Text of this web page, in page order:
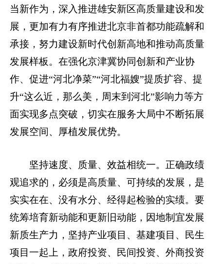
当新作为，深入推进雄安新区高质量建设和发
展，更加有力有序推进北京非首都功能疏解和
承接，努力建设新时代创新高地和推动高质量
发展样板。在强化京津冀协同创新和产业协
作、促进“河北净菜”“河北福嫂”提质扩容、提
升“这么近，那么美，周末到河北”影响力等方
面实现多点突破，切实在服务大局中不断拓展
发展空间、厚植发展优势。
坚持速度、质量、效益相统一。正确政绩
观追求的，必须是高质量、可持续的发展，是
实实在在、没有水分、经得起检验的实绩。要
统筹培育新动能和更新旧动能，因地制宜发展
新质生产力，坚持产业项目、基建项目、民生
项目一起上，政府投资、民间投资、外商投资